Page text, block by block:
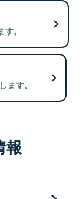
。
ます。
報